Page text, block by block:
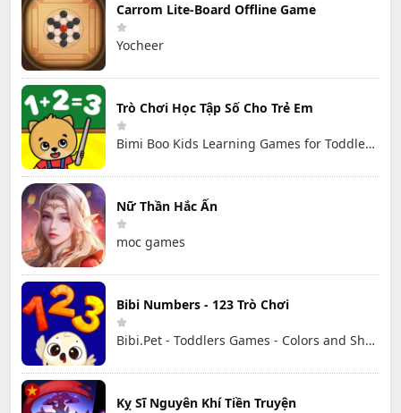
Carrom Lite-Board Offline Game
Yocheer
Trò Chơi Học Tập Số Cho Trẻ Em
Bimi Boo Kids Learning Games for Toddlers FZ-LLC
Nữ Thần Hắc Ấn
moc games
Bibi Numbers - 123 Trò Chơi
Bibi.Pet - Toddlers Games - Colors and Shapes
Kỵ Sĩ Nguyên Khí Tiền Truyện